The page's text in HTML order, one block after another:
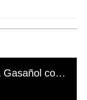
El mal momento de Yanina Gasañol con un hincha argentino en "Subrayado"